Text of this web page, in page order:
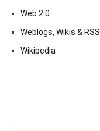
Web 2.0
Weblogs, Wikis & RSS
Wikipedia